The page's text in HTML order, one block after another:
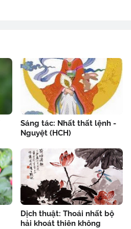
Sáng tác: Nhất thất lệnh -
Nguyệt (HCH)
Dịch thuật: Thoái nhất bộ
hải khoát thiên không